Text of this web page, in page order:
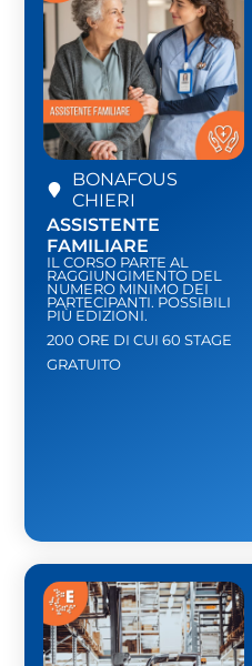
BONAFOUS
CHIERI
ASSISTENTE
FAMILIARE
IL CORSO PARTE AL
RAGGIUNGIMENTO DEL
NUMERO MINIMO DEI
PARTECIPANTI. POSSIBILI
PIÙ EDIZIONI.
200 ORE DI CUI 60 STAGE
GRATUITO